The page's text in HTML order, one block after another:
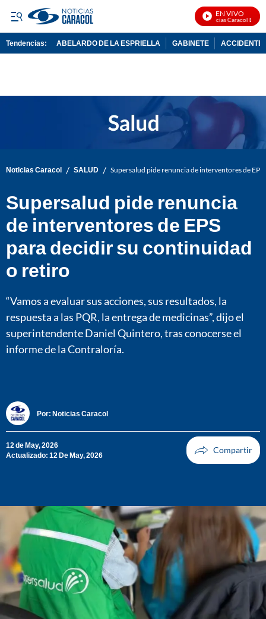
EN VIVO
Noticias Caracol En Vivo
Tendencias: ABELARDO DE LA ESPRIELLA GABINETE ACCIDENTE
Noticias Caracol / SALUD / Supersalud pide renuncia de interventores de
Supersalud pide renuncia
de interventores de EPS
para decidir su continuidad
o retiro
“Vamos a evaluar sus acciones, sus resultados, la
respuesta a las PQR, la entrega de medicinas”, dijo el
superintendente Daniel Quintero, tras conocerse el
informe de la Contraloría.
Por: Noticias Caracol
12 de May, 2026
Actualizado: 12 De May, 2026